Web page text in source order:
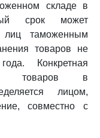
складе в
срок может
лиц таможенным
товаров не
Конкретная
товаров в
лицом,
совместно с